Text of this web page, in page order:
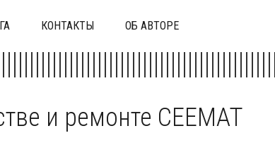
КОНТАКТЫ ОБ АВТОРЕ
и ремонте CEEMAT